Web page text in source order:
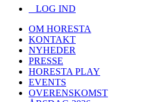
LOG IND
OM HORESTA
KONTAKT
NYHEDER
PRESSE
HORESTA PLAY
EVENTS
OVERENSKOMST